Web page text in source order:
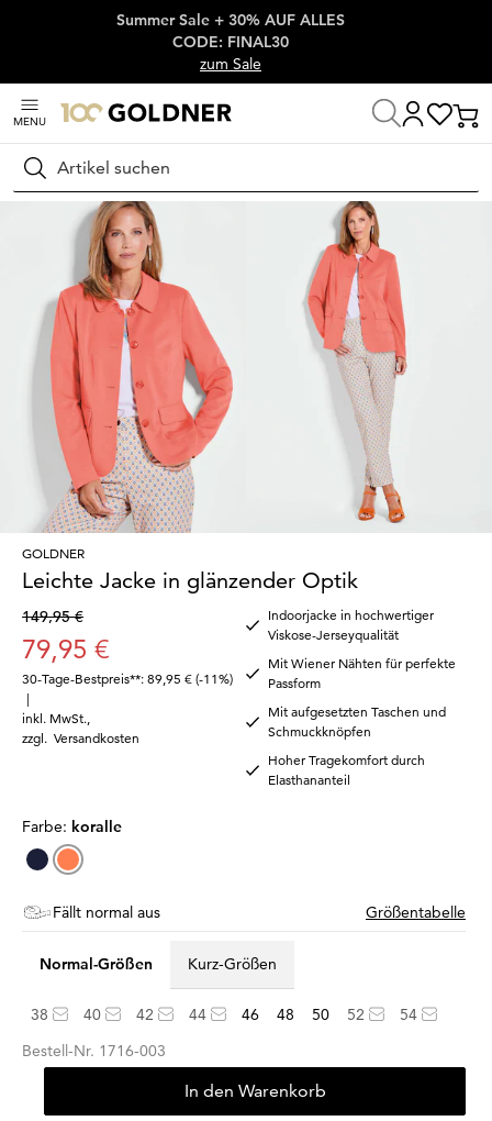
Überspringe Navigation, direkt zum Content
Summer Sale + 30% AUF ALLES
CODE: FINAL30
zum Sale
MENU
Suchen
Startseite Damenmode
GOLDNER
Leichte Jacke in glänzender Optik
149,95 €
79,95 €
30-Tage-Bestpreis**: 89,95 € (-11%)
|
inkl. MwSt.
zzgl. Versandkosten
Indoorjacke in hochwertiger
Viskose-Jerseyqualität
Mit Wiener Nähten für perfekte
Passform
Mit aufgesetzten Taschen und
Schmuckknöpfen
Hoher Tragekomfort durch
Elasthananteil
Farbe: koralle
Fällt normal aus Größentabelle
Normal-Größen Kurz-Größen
38 40 42 44 46 48 50 52
54
Bestell-Nr. 1716-003
In den Warenkorb